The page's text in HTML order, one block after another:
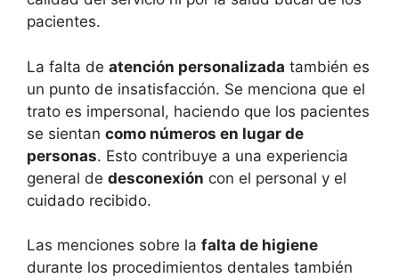
pacientes.
La falta de atención personalizada también es
un punto de insatisfacción. Se menciona que el
trato es impersonal, haciendo que los pacientes
se sientan como números en lugar de
personas. Esto contribuye a una experiencia
general de desconexión con el personal y el
cuidado recibido.
Las menciones sobre la falta de higiene
durante los procedimientos dentales también